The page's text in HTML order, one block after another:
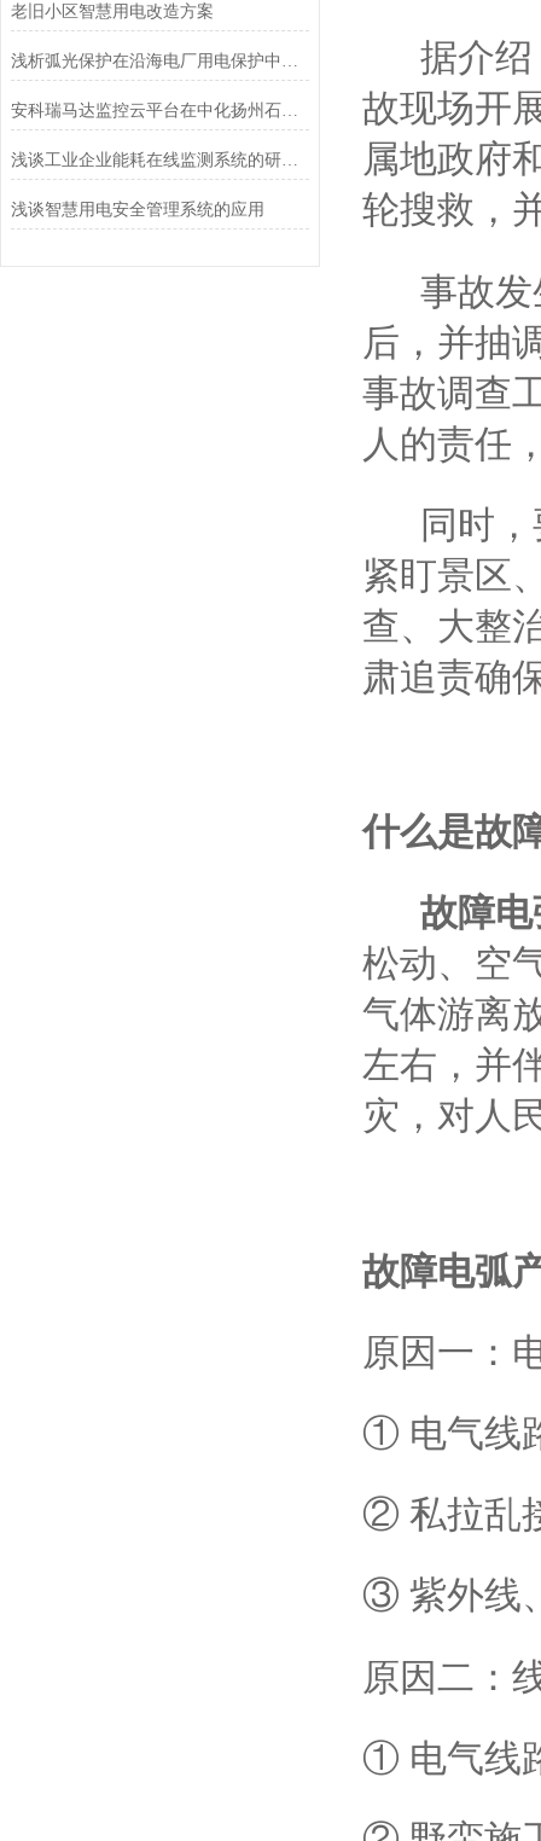
老旧小区智慧用电改造方案
浅析弧光保护在沿海电厂用电保护中的应用方案
安科瑞马达监控云平台在中化扬州石化码头仓储项目的应用
浅谈工业企业能耗在线监测系统的研究与应用
浅谈智慧用电安全管理系统的应用
据介绍
故现场开
属地政府
轮搜救，
事故发
后，并抽
事故调查
人的责任
同时，
紧盯景区
查、大整
肃追责确
什么是故
故障电
松动、空
气体游离
左右，并
灾，对人
故障电弧
原因一：
① 电气线
② 私拉乱
③ 紫外线
原因二：
① 电气线